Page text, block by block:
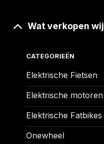
Wat verkopen wij
CATEGORIEËN
Elektrische Fietsen
Elektrische motoren
Elektrische Fatbikes
Onewheel